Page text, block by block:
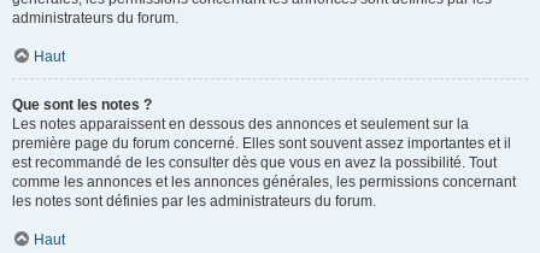
administrateurs du forum.
Haut
Que sont les notes ?
Les notes apparaissent en dessous des annonces et seulement sur la
première page du forum concerné. Elles sont souvent assez importantes et il
est recommandé de les consulter dès que vous en avez la possibilité. Tout
comme les annonces et les annonces générales, les permissions concernant
les notes sont définies par les administrateurs du forum.
Haut